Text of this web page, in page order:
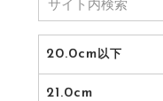
20.0cm以下
21.0cm